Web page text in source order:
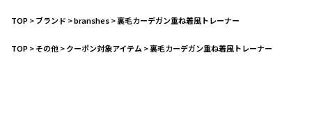
TOP>ブランド >branshes>裏毛カーデガン重ね着風トレーナー
TOP>その他>クーポン対象アイテム >裏毛カーデガン重ね着風トレーナー